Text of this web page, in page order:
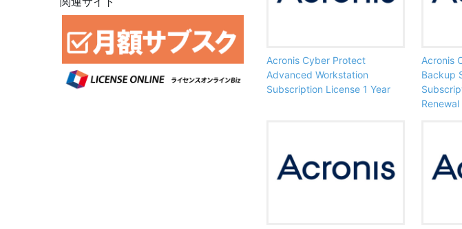
Acronis Cyber Protect
Advanced Workstation
Subscription License 1 Year
Acronis
Backup
Renewal